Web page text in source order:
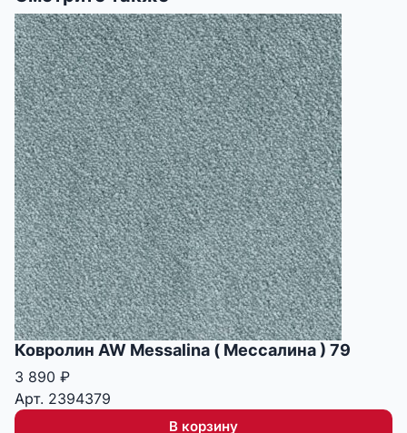
Ковролин AW Messalina ( Мессалина ) 79
3 890 ₽
Арт. 2394379
В корзину